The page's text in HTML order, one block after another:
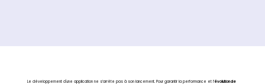
Le développement d'une application ne s’arrête pas à son lancement. Pour garantir la performance et l’évolution de